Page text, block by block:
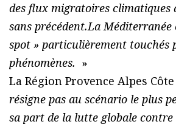
des flux migratoires climatiques
sans précédent.La Méditerranée
spot » particulièrement touchés
phénomènes. »
La Région Provence Alpes Côte
résigne pas au scénario le plus
sa part de la lutte globale